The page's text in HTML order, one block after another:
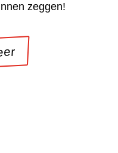
zeggen!